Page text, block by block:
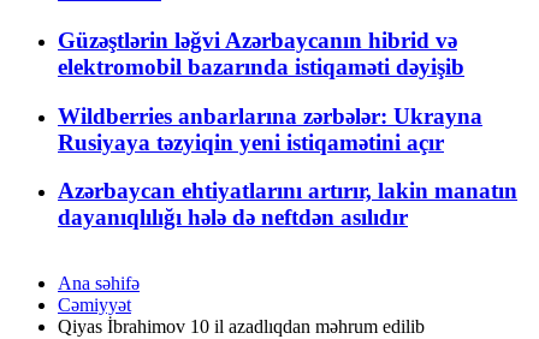
Güzəştlərin ləğvi Azərbaycanın hibrid və
elektromobil bazarında istiqaməti dəyişib
Wildberries anbarlarına zərbələr: Ukrayna
Rusiyaya təzyiqin yeni istiqamətini açır
Azərbaycan ehtiyatlarını artırır, lakin manatın
dayanıqlılığı hələ də neftdən asılıdır
Ana səhifə
Cəmiyyət
Qiyas İbrahimov 10 il azadlıqdan məhrum edilib